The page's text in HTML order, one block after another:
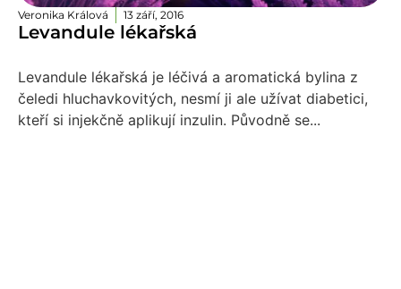
Veronika Králová 13 září, 2016
Levandule lékařská
Levandule lékařská je léčivá a aromatická bylina z
čeledi hluchavkovitých, nesmí ji ale užívat diabetici,
kteří si injekčně aplikují inzulin. Původně se...